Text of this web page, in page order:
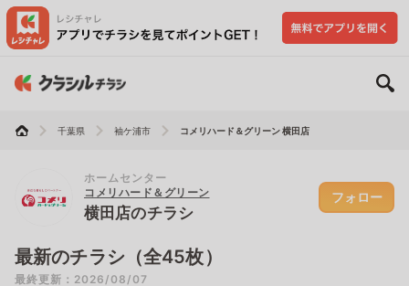
千葉県 袖ケ浦市 コメリハード＆グリーン 横田店
ホームセンター
コメリハード＆グリーン
横田店のチラシ
フォロー
最新のチラシ（全45枚）
最終更新：2026/08/07